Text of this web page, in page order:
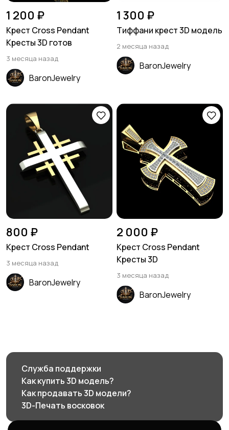
1 200 ₽
Крест Cross Pendant
Кресты 3D готов
3 месяца назад
BaronJewelry
1 300 ₽
Тиффани крест 3D модель
2 месяца назад
BaronJewelry
800 ₽
Крест Cross Pendant
3 месяца назад
BaronJewelry
2 000 ₽
Крест Cross Pendant
Кресты 3D
3 месяца назад
BaronJewelry
Служба поддержки
Как купить 3D модель?
Как продавать 3D модели?
3D-Печать восковок